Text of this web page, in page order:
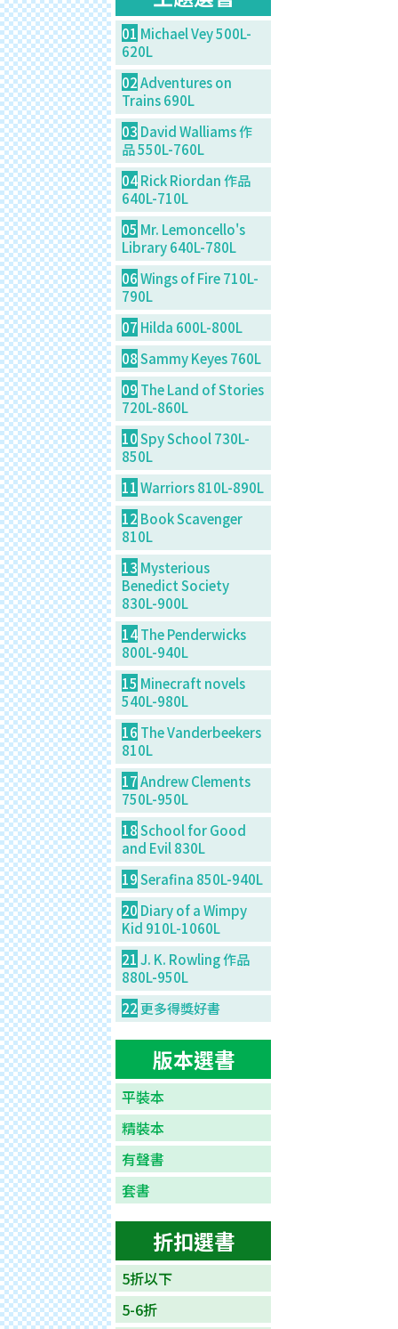
01 Michael Vey 500L-
620L
02Adventures on
Trains 690L
03 David Walliams 作
品 550L-760L
04Rick Riordan 作品
640L-710L
05 Mr. Lemoncello's
Library 640L-780L
06Wings of Fire 710L-
790L
07 Hilda 600L-800L
08Sammy Keyes 760L
09 The Land of Stories
720L-860L
10Spy School 730L-
850L
11 Warriors 810L-890L
12 Book Scavenger
810L
13 Mysterious
Benedict Society
830L-900L
14The Penderwicks
800L-940L
15 Minecraft novels
540L-980L
16 The Vanderbeekers
810L
17Andrew Clements
750L-950L
18School for Good
and Evil 830L
19Serafina 850L-940L
20 Diary of a Wimpy
Kid 910L-1060L
21 J. K. Rowling 作品
880L-950L
22更多得獎好書
版本選書
平裝本
精裝本
有聲書
套書
折扣選書
5折以下
5-6折